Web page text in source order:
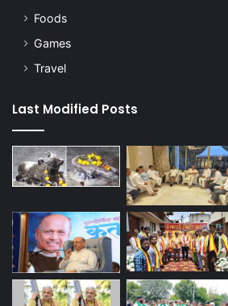
Foods
Games
Travel
Last Modified Posts